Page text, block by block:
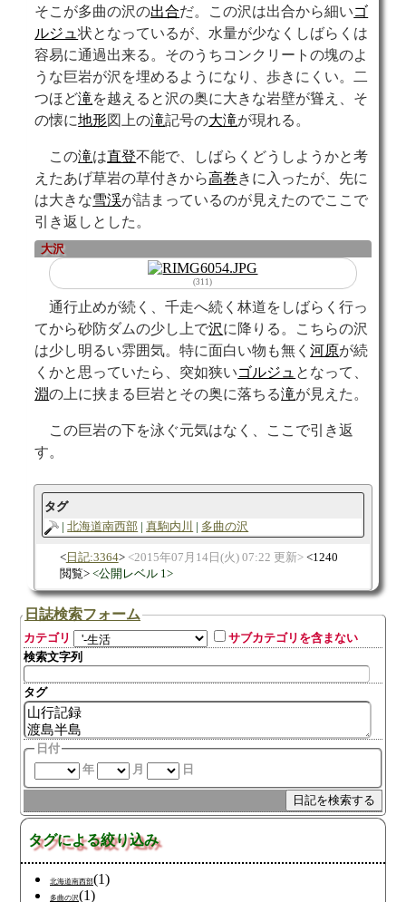
そこが多曲の沢の出合だ。この沢は出合から細いゴ
ルジュ状となっているが、水量が少なくしばらくは
容易に通過出来る。そのうちコンクリートの塊のよ
うな巨岩が沢を埋めるようになり、歩きにくい。二
つほど滝を越えると沢の奥に大きな岩壁が聳え、そ
の懐に地形図上の滝記号の大滝が現れる。
この滝は直登不能で、しばらくどうしようかと考
えたあげ草岩の草付きから高巻きに入ったが、先に
は大きな雪渓が詰まっているのが見えたのでここで
引き返しとした。
大沢
(311)
通行止めが続く、千走へ続く林道をしばらく行っ
てから砂防ダムの少し上で沢に降りる。こちらの沢
は少し明るい雰囲気。特に面白い物も無く河原が続
くかと思っていたら、突如狭いゴルジュ となって、
淵の上に挟まる巨岩とその奥に落ちる滝が見えた。
この巨岩の下を泳ぐ元気はなく、ここで引き返
す。
タグ
北海道南西部
真駒内川 多曲の沢
日記:3364 2015年07月14日(火) 07:22 更新
1240
閲覧
公開レベル 1
日誌検索フォーム
カテゴリ
サブカテゴリを含まない
検索文字列
タグ
日付
年
月 日
タグによる絞り込み
北海道南西部(1)
多曲の沢(1)